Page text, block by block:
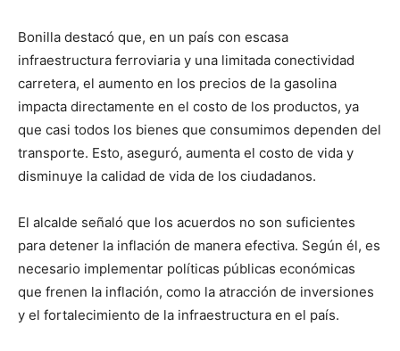
Bonilla destacó que, en un país con escasa
infraestructura ferroviaria y una limitada conectividad
carretera, el aumento en los precios de la gasolina
impacta directamente en el costo de los productos, ya
que casi todos los bienes que consumimos dependen del
transporte. Esto, aseguró, aumenta el costo de vida y
disminuye la calidad de vida de los ciudadanos.
El alcalde señaló que los acuerdos no son suficientes
para detener la inflación de manera efectiva. Según él, es
necesario implementar políticas públicas económicas
que frenen la inflación, como la atracción de inversiones
y el fortalecimiento de la infraestructura en el país.